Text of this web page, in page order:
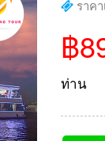
ราคา
฿
ท่าน